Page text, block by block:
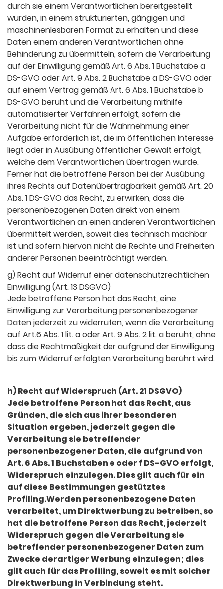
durch sie einem Verantwortlichen bereitgestellt
wurden, in einem strukturierten, gängigen und
maschinenlesbaren Format zu erhalten und diese
Daten einem anderen Verantwortlichen ohne
Behinderung zu übermitteln, sofern die Verarbeitung
auf der Einwilligung gemäß Art. 6 Abs. 1 Buchstabe a
DS-GVO oder Art. 9 Abs. 2 Buchstabe a DS-GVO oder
auf einem Vertrag gemäß Art. 6 Abs. 1 Buchstabe b
DS-GVO beruht und die Verarbeitung mithilfe
automatisierter Verfahren erfolgt, sofern die
Verarbeitung nicht für die Wahrnehmung einer
Aufgabe erforderlich ist, die im öffentlichen Interesse
liegt oder in Ausübung öffentlicher Gewalt erfolgt,
welche dem Verantwortlichen übertragen wurde.
Ferner hat die betroffene Person bei der Ausübung
ihres Rechts auf Datenübertragbarkeit gemäß Art. 20
Abs. 1 DS-GVO das Recht, zu erwirken, dass die
personenbezogenen Daten direkt von einem
Verantwortlichen an einen anderen Verantwortlichen
übermittelt werden, soweit dies technisch machbar
ist und sofern hiervon nicht die Rechte und Freiheiten
anderer Personen beeinträchtigt werden.
g) Recht auf Widerruf einer datenschutzrechtlichen
Einwilligung (Art. 13 DSGVO)
Jede betroffene Person hat das Recht, eine
Einwilligung zur Verarbeitung personenbezogener
Daten jederzeit zu widerrufen, wenn die Verarbeitung
auf Art.6 Abs. 1 lit. a oder Art. 9 Abs. 2 lit. a beruht, ohne
dass die Rechtmäßigkeit der aufgrund der Einwilligung
bis zum Widerruf erfolgten Verarbeitung berührt wird.
h) Recht auf Widerspruch (Art. 21 DSGVO)
Jede betroffene Person hat das Recht, aus
Gründen, die sich aus ihrer besonderen
Situation ergeben, jederzeit gegen die
Verarbeitung sie betreffender
personenbezogener Daten, die aufgrund von
Art. 6 Abs. 1 Buchstaben e oder f DS-GVO erfolgt,
Widerspruch einzulegen. Dies gilt auch für ein
auf diese Bestimmungen gestütztes
Profiling.Werden personenbezogene Daten
verarbeitet, um Direktwerbung zu betreiben, so
hat die betroffene Person das Recht, jederzeit
Widerspruch gegen die Verarbeitung sie
betreffender personenbezogener Daten zum
Zwecke derartiger Werbung einzulegen; dies
gilt auch für das Profiling, soweit es mit solcher
Direktwerbung in Verbindung steht.